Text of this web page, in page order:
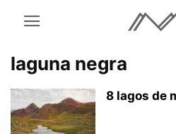
laguna negra
8 lagos de